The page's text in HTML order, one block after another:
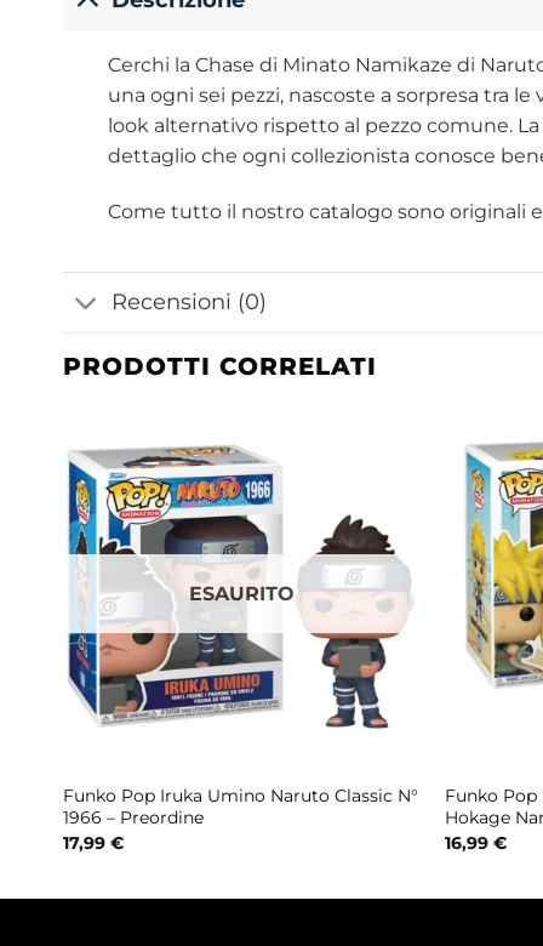
Cerchi la Chase di Minato Namikaze di
una ogni sei pezzi, nascoste a sorpresa tra
look alternativo rispetto al pezzo comune.
dettaglio che ogni collezionista conosce
Come tutto il nostro catalogo sono originali
Recensioni (0)
PRODOTTI CORRELATI
ESAURITO
Funko Pop Iruka Umino Naruto Classic N°
1966 – Preordine
17,99 €
Funko
Hokage
16,99 €